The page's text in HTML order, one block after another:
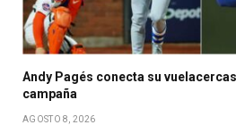
Andy Pagés conecta su
campaña
AGOSTO 8, 2026